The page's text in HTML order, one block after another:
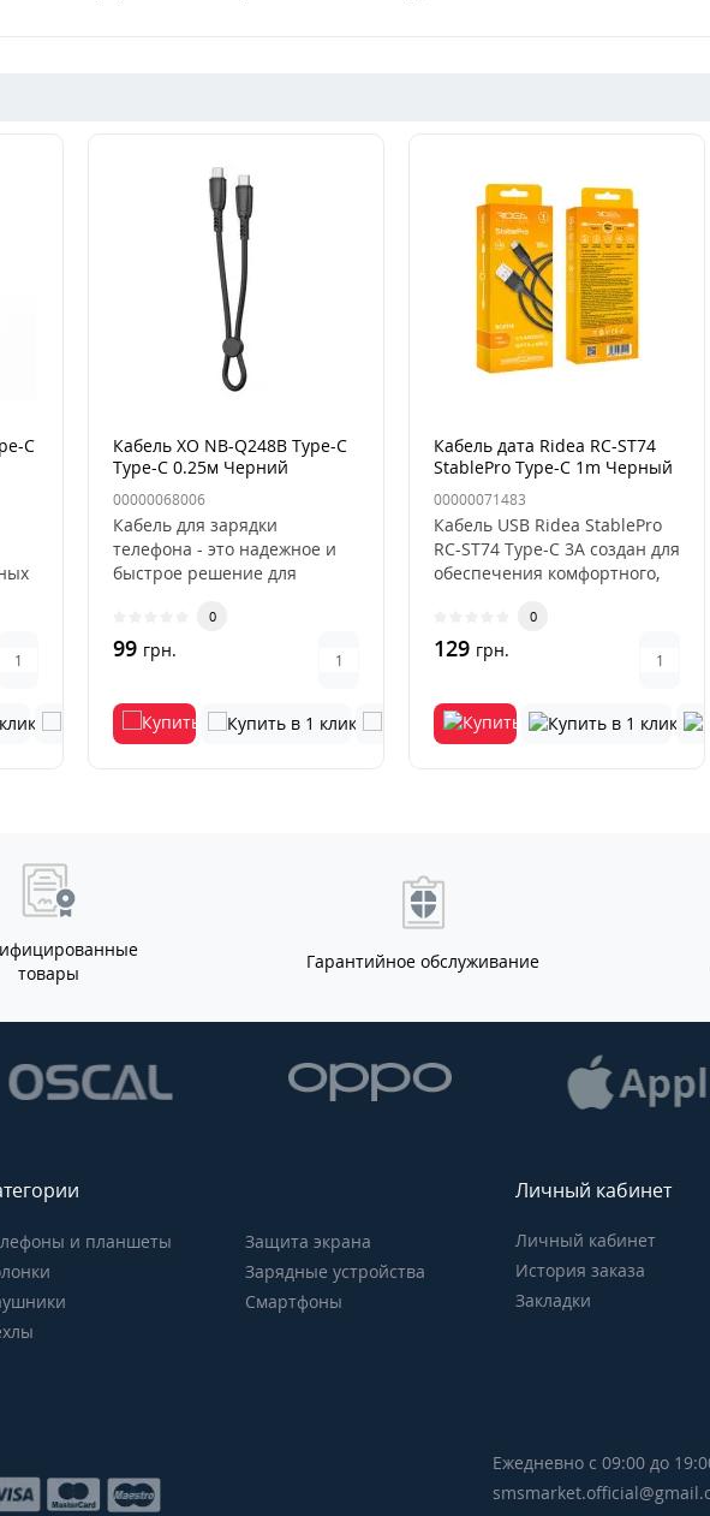
C
Кабель XO NB-Q248B Type-C
Type-C 0.25м Черний
00000068006
Кабель для зарядки
телефона - это надежное и
быстрое решение для
0
99 грн.
Кабель дата Ridea RC-ST74
StablePro Type-C 1m Черный
00000071483
Кабель USB Ridea StablePro
RC-ST74 Type-C 3A создан для
обеспечения комфортного,
0
129 грн.
товары
Гарантийное обслуживание
и планшеты
Защита экрана
Зарядные устройства
Смартфоны
Личный кабинет
Личный кабинет
История заказа
Закладки
Ежедневно с 09:00 до